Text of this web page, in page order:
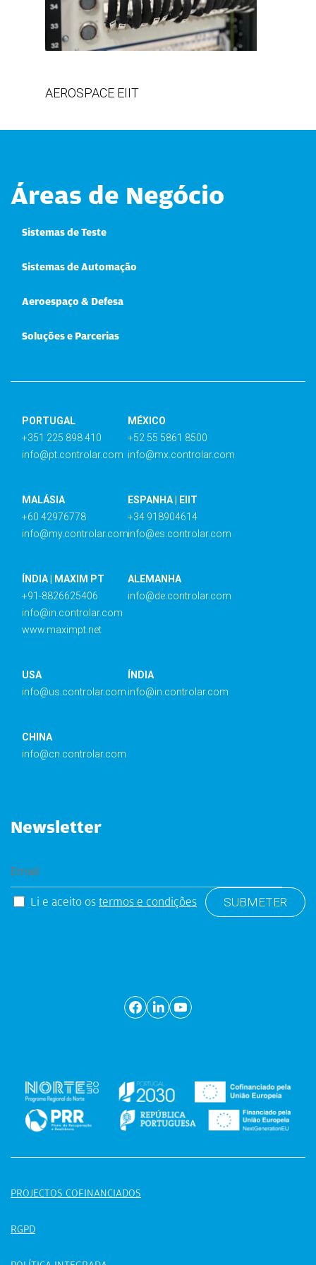
AEROSPACE EIIT
Áreas de Negócio
Sistemas de Teste
Sistemas de Automação
Aeroespaço & Defesa
Soluções e Parcerias
PORTUGAL
+351 225 898 410
info@pt.controlar.com
MÉXICO
+52 55 5861 8500
info@mx.controlar.com
MALÁSIA
+60 42976778
info@my.controlar.com
ESPANHA | EIIT
+34 918904614
info@es.controlar.com
ÍNDIA | MAXIM PT
+91-8826625406
info@in.controlar.com
www.maximpt.net
ALEMANHA
info@de.controlar.com
USA
info@us.controlar.com
ÍNDIA
info@in.controlar.com
CHINA
info@cn.controlar.com
Newsletter
Li e aceito os termos e condições
PROJECTOS COFINANCIADOS
RGPD